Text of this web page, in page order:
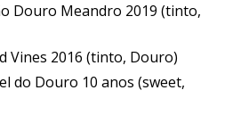
Douro Meandro 2019 (tinto,
Vines 2016 (tinto, Douro)
do Douro 10 anos (sweet,